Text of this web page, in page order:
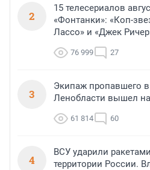
2
15 телесериалов
«Фонтанки»: «Коп-
Лассо» и «Джек
76 999 27
3
Экипаж пропавшего
Ленобласти вышел
61 814 60
4
ВСУ ударили
территории России.